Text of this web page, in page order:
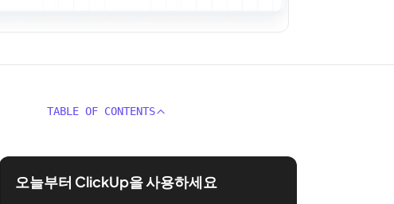
TABLE OF CONTENTS
오늘부터 ClickUp을 사용하세요